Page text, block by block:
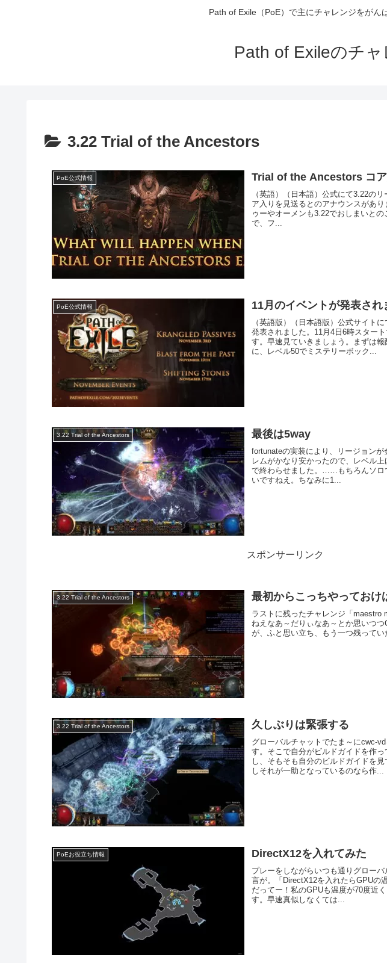
Path of Exile（PoE）で主にチャレンジをがん
Path of Exileのチ
3.22 Trial of the Ancestors
PoE公式情報 Trial of the Ancestors コ
（英語）（日本語）公式にて3.22の
ア入りを見送るとのアナウンスがあ
ゥーやオーメンも3.22でおしまいと
で、フ...
PoE公式情報 11月のイベントが発表され
（英語版）（日本語版）公式サイト
発表されました。11月4日6時スター
す。早速見ていきましょう。まずは
に、レベル50でミステリーボック...
3.22 Trial of the Ancestors 最後は5way
fortunateの実装により、リージョン
レムがかなり安かったので、レベル
で終わらせました。……もちろんソロ
いですねえ。ちなみに1...
スポンサーリンク
3.22 Trial of the Ancestors 最初からこっちやっておけ
ラストに残ったチャレンジ「maestro
ねえなあ～だりぃなあ～とか思いつ
が、ふと思い立ち、もう一つ残ってい
3.22 Trial of the Ancestors 久しぶりは緊張する
グローバルチャットでたま～にcwc-
す。そこで自分がビルドガイドを作
し、そもそも自分のビルドガイドを
しそれが一助となっているのなら作...
PoEお役立ち情報 DirectX12を入れてみた
プレーをしながらいつも通りグロー
言が。「DirectX12を入れたらGPUの
だってー！私のGPUも温度が70度近
す。早速真似しなくては...